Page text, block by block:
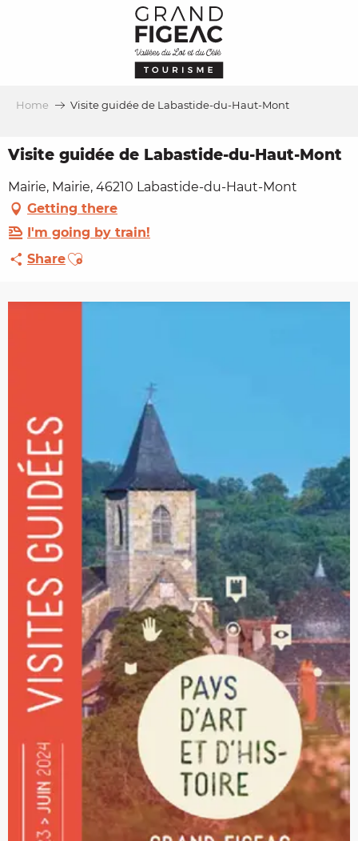
Home Visite guidée de Labastide-du-Haut-Mont
Visite guidée de Labastide-du-Haut-Mont
Mairie, Mairie, 46210 Labastide-du-Haut-Mont
Getting there
I'm going by train!
ShareAjouter aux favoris